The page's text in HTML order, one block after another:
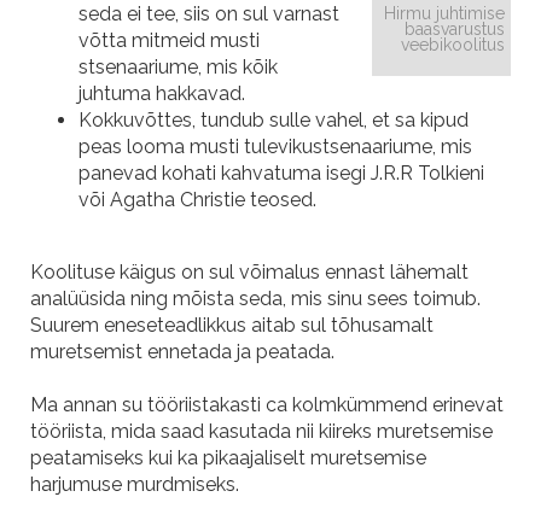
Hirmu juhtimise
baasvarustus
veebikoolitus
seda ei tee, siis on sul varnast
võtta mitmeid musti
stsenaariume, mis kõik
juhtuma hakkavad.
Kokkuvõttes, tundub sulle vahel, et sa kipud
peas looma musti tulevikustsenaariume, mis
panevad kohati kahvatuma isegi J.R.R Tolkieni
või Agatha Christie teosed.
Koolituse käigus on sul võimalus ennast lähemalt
analüüsida ning mõista seda, mis sinu sees toimub.
Suurem eneseteadlikkus aitab sul tõhusamalt
muretsemist ennetada ja peatada.
Ma annan su tööriistakasti ca kolmkümmend erinevat
tööriista, mida saad kasutada nii kiireks muretsemise
peatamiseks kui ka pikaajaliselt muretsemise
harjumuse murdmiseks.